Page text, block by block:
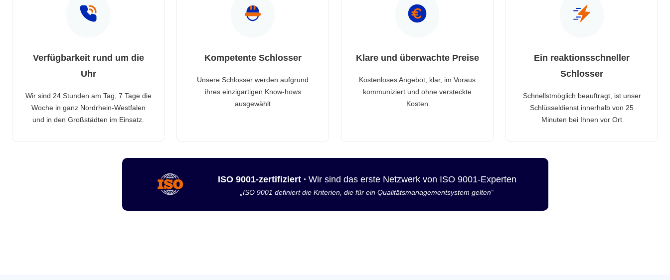
Verfügbarkeit rund um die
Uhr
Wir sind 24 Stunden am Tag, 7 Tage die
Woche in ganz Nordrhein-Westfalen
und in den Großstädten im Einsatz.
Kompetente Schlosser
Unsere Schlosser werden aufgrund
ihres einzigartigen Know-hows
ausgewählt
Klare und überwachte Preise
Kostenloses Angebot, klar, im Voraus
kommuniziert und ohne versteckte
Kosten
Ein reaktionsschneller
Schlosser
Schnellstmöglich beauftragt, ist unser
Schlüsseldienst innerhalb von 25
Minuten bei Ihnen vor Ort
ISO 9001-zertifiziert · Wir sind das erste Netzwerk von ISO 9001-Experten
„ISO 9001 definiert die Kriterien, die für ein Qualitätsmanagementsystem gelten“